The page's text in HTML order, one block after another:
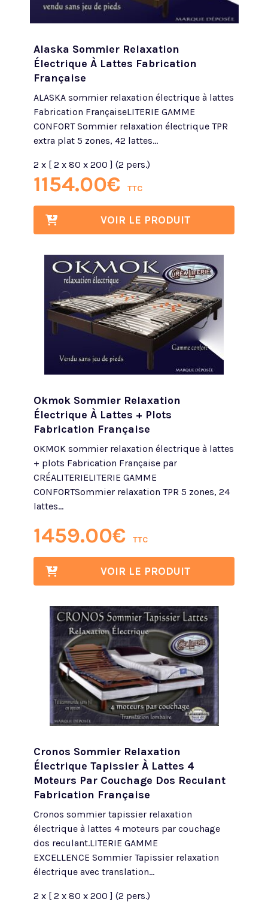
Alaska Sommier Relaxation
Électrique À Lattes Fabrication
Française
ALASKA sommier relaxation électrique à lattes
Fabrication FrançaiseLITERIE GAMME
CONFORT Sommier relaxation électrique TPR
extra plat 5 zones, 42 lattes...
2 x [ 2 x 80 x 200 ] (2 pers.)
1154.00€ TTC
VOIR LE PRODUIT
Okmok Sommier Relaxation
Électrique À Lattes + Plots
Fabrication Française
OKMOK sommier relaxation électrique à lattes
+ plots Fabrication Française par
CRÉALITERIELITERIE GAMME
CONFORTSommier relaxation TPR 5 zones, 24
lattes...
1459.00€ TTC
VOIR LE PRODUIT
Cronos Sommier Relaxation
Électrique Tapissier À Lattes 4
Moteurs Par Couchage Dos Reculant
Fabrication Française
Cronos sommier tapissier relaxation
électrique à lattes 4 moteurs par couchage
dos reculant.LITERIE GAMME
EXCELLENCE Sommier Tapissier relaxation
électrique avec translation...
2 x [ 2 x 80 x 200 ] (2 pers.)